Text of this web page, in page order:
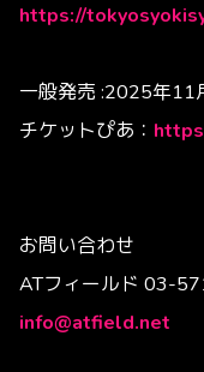
https://
一般発売 :2025年11
チケットぴあ：
お問い合わせ
ATフィールド 03-
info@atfield.net